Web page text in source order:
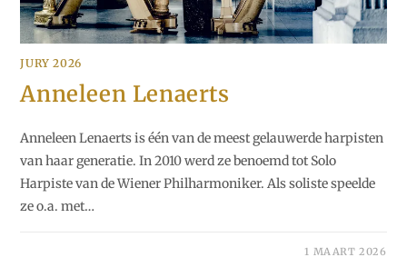
JURY 2026
Anneleen Lenaerts
Anneleen Lenaerts is één van de meest gelauwerde harpisten
van haar generatie. In 2010 werd ze benoemd tot Solo
Harpiste van de Wiener Philharmoniker. Als soliste speelde
ze o.a. met…
1 MAART 2026